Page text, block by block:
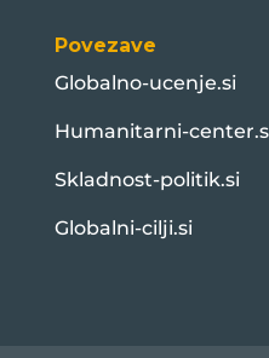
Povezave
Globalno-ucenje.si
Humanitarni-
Skladnost-politik.si
Globalni-cilji.si